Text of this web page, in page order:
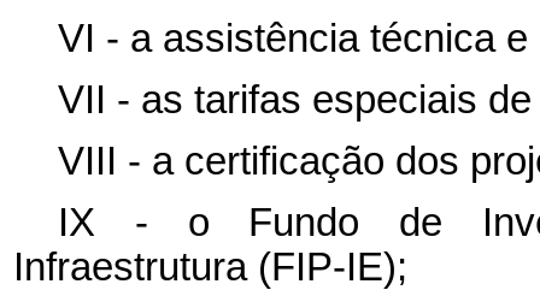
VI - a assistência técnica
VII - as tarifas especiais
VIII - a certificação dos
IX - o Fundo de
Infraestrutura (FIP-IE);